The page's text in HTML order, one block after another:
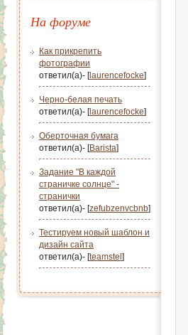
На форуме
Как прикрепить
фотографии
ответил(а)- [laurencefocke]
Черно-белая печать
ответил(а)- [laurencefocke]
Оберточная бумага
ответил(а)- [Barista]
Задание "В каждой
страничке солнце" -
странички
ответил(а)- [zefubzenvcbnb]
Тестируем новый шаблон и
дизайн сайта
ответил(а)- [teamstel ]